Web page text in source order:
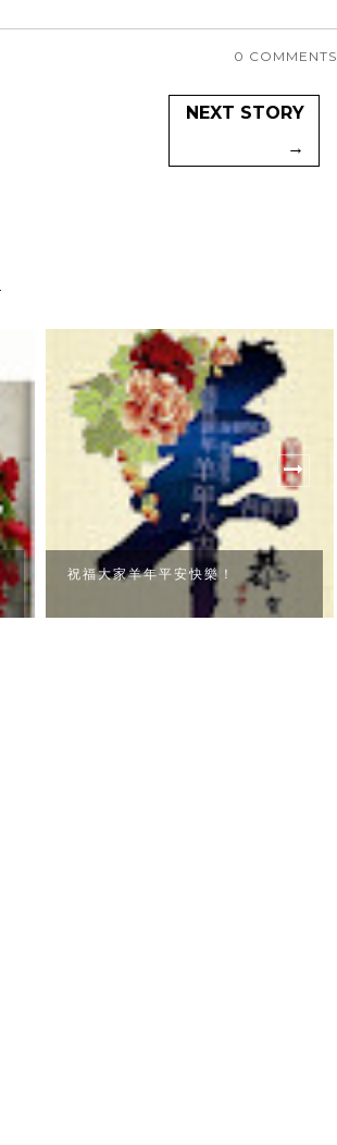
0 COMMENTS
NEXT STORY
→
祝福大家羊年平安快樂！